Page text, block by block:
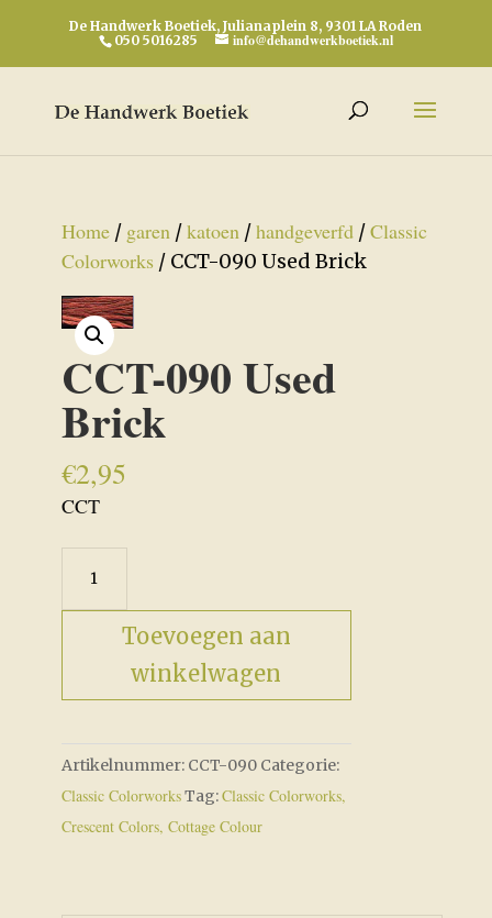
De Handwerk Boetiek, Julianaplein 8, 9301 LA Roden
050 5016285
info@dehandwerkboetiek.nl
Home/ garen/katoen/handgeverfd/Classic
Colorworks / CCT-090 Used Brick
CCT-090 Used
Brick
€2,95
CCT
090
Toevoegen aan
winkelwagen
Artikelnummer: CCT-090 Categorie:
Classic ColorworksTag:Classic Colorworks,
Crescent Colors, Cottage Colour